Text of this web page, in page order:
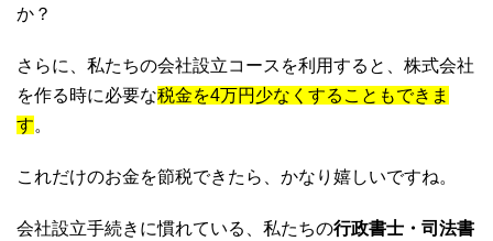
か？
さらに、私たちの会社設立コースを利用すると、株式会社
を作る時に必要な税金を4万円少なくすることもできま
す。
これだけのお金を節税できたら、かなり嬉しいですね。
会社設立手続きに慣れている、私たちの行政書士・司法書